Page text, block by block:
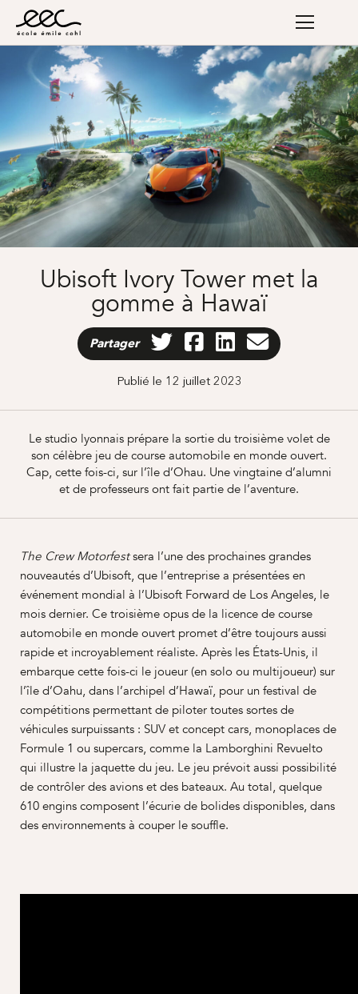
Ubisoft Ivory Tower met la
gomme à Hawaï
Partager
Publié le 12 juillet 2023
Le studio lyonnais prépare la sortie du troisième volet de
son célèbre jeu de course automobile en monde ouvert.
Cap, cette fois-ci, sur l’île d’Ohau. Une vingtaine d’alumni
et de professeurs ont fait partie de l’aventure.
The Crew Motorfestsera l’une des prochaines grandes
nouveautés d’Ubisoft, que l’entreprise a présentées en
événement mondial à l’Ubisoft Forward de Los Angeles, le
mois dernier. Ce troisième opus de la licence de course
automobile en monde ouvert promet d’être toujours aussi
rapide et incroyablement réaliste. Après les États-Unis, il
embarque cette fois-ci le joueur (en solo ou multijoueur) sur
l’île d’Oahu, dans l’archipel d’Hawaï, pour un festival de
compétitions permettant de piloter toutes sortes de
véhicules surpuissants : SUV et concept cars, monoplaces de
Formule 1 ou supercars, comme la Lamborghini Revuelto
qui illustre la jaquette du jeu. Le jeu prévoit aussi possibilité
de contrôler des avions et des bateaux. Au total, quelque
610 engins composent l’écurie de bolides disponibles, dans
des environnements à couper le souffle.